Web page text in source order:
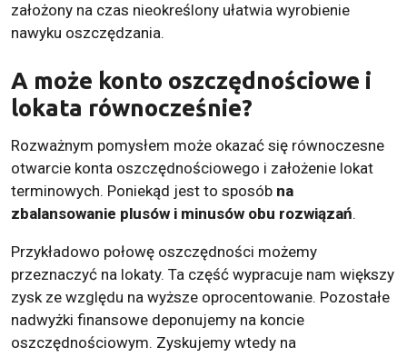
założony na czas nieokreślony ułatwia wyrobienie
nawyku oszczędzania.
A może konto oszczędnościowe i
lokata równocześnie?
Rozważnym pomysłem może okazać się równoczesne
otwarcie konta oszczędnościowego i założenie lokat
terminowych. Poniekąd jest to sposób na
zbalansowanie plusów i minusów obu rozwiązań.
Przykładowo połowę oszczędności możemy
przeznaczyć na lokaty. Ta część wypracuje nam większy
zysk ze względu na wyższe oprocentowanie. Pozostałe
nadwyżki finansowe deponujemy na koncie
oszczędnościowym. Zyskujemy wtedy na